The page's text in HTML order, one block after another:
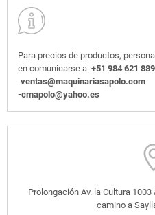
Para precios de productos,
en comunicarse a: +51 984 621 889
-ventas@maquinariasapolo.com
-cmapolo@yahoo.es
Prolongación Av. la Cultura
camino a